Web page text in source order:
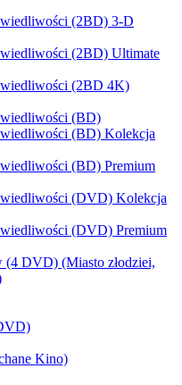
(2BD) 3-D
(2BD) Ultimate
(2BD 4K)
(BD)
(BD) Kolekcja
(BD) Premium
(DVD) Kolekcja
(DVD) Premium
DVD) (Miasto złodziei,
Kino)